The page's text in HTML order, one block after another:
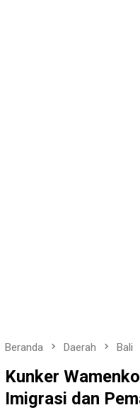
Beranda Daerah Bali
Kunker
Imigrasi dan